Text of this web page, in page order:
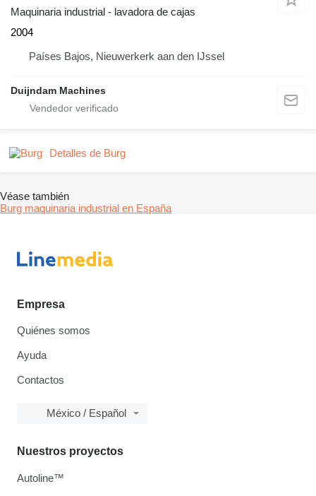
Maquinaria industrial - lavadora de cajas
2004
Países Bajos, Nieuwerkerk aan den IJssel
Duijndam Machines
Detalles de Burg
Véase también
Burg maquinaria industrial en España
Empresa
Quiénes somos
Ayuda
Contactos
México / Español
Nuestros proyectos
Autoline™